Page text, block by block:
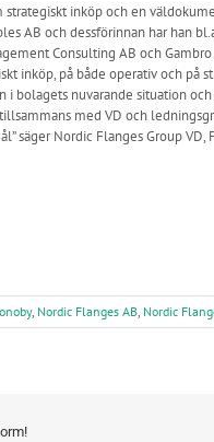
inköp och en
AB och dessförinnan har han
Consulting AB och
inköp, på både operativ och på
i bolagets nuvarande situation och
med VD och
säger Nordic Flanges Group VD,
, Nordic Flanges AB Nordic